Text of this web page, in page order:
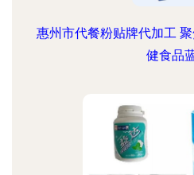
惠州市代餐粉贴牌代加工
健食品